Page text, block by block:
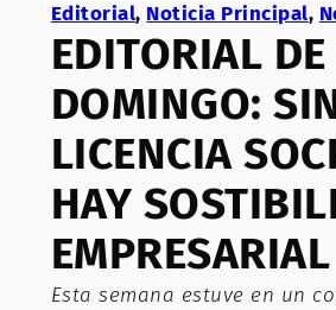
Editorial, Noticia Principal,
EDITORIAL DE
DOMINGO:
LICENCIA
HAY
EMPRESARIAL
Esta semana estuve en un